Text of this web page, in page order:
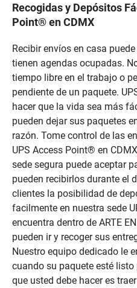
Recogidas y Depósitos
Point® en CDMX
Recibir envíos en casa
tienen agendas ocupadas.
tiempo libre en el trabajo o
pendiente de un paquete.
hacer que la vida sea más
pueden dejar sus paquetes
razón. Tome control de las
UPS Access Point® en
sede segura puede aceptar
pueden recibirlos durante el
clientes la posibilidad de
facilmente en nuestra sede
encuentra dentro de ARTE
pueden ir y recoger sus
Nuestro equipo dedicado le
cuando su paquete esté
que usted debe hacer es